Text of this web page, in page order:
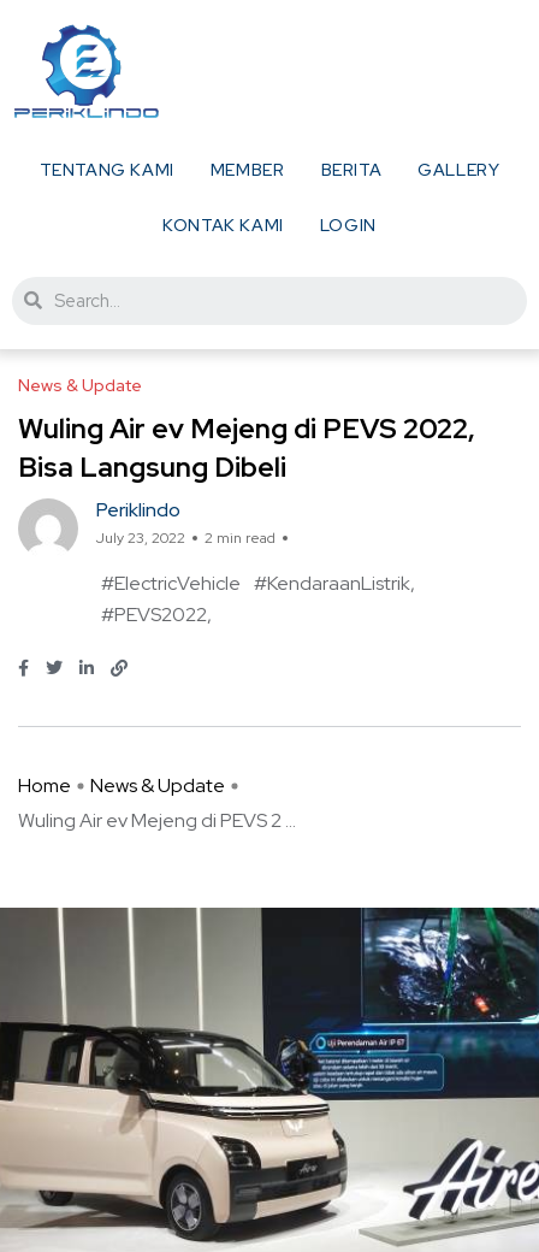
TENTANG KAMI MEMBER BERITA GALLERY
KONTAK KAMI LOGIN
News & Update
Wuling Air ev Mejeng di PEVS 2022,
Bisa Langsung Dibeli
Periklindo
July 23, 2022 2 min read
#ElectricVehicle #KendaraanListrik
#PEVS2022
Home
News & Update
Wuling Air ev Mejeng di PEVS 2 ...